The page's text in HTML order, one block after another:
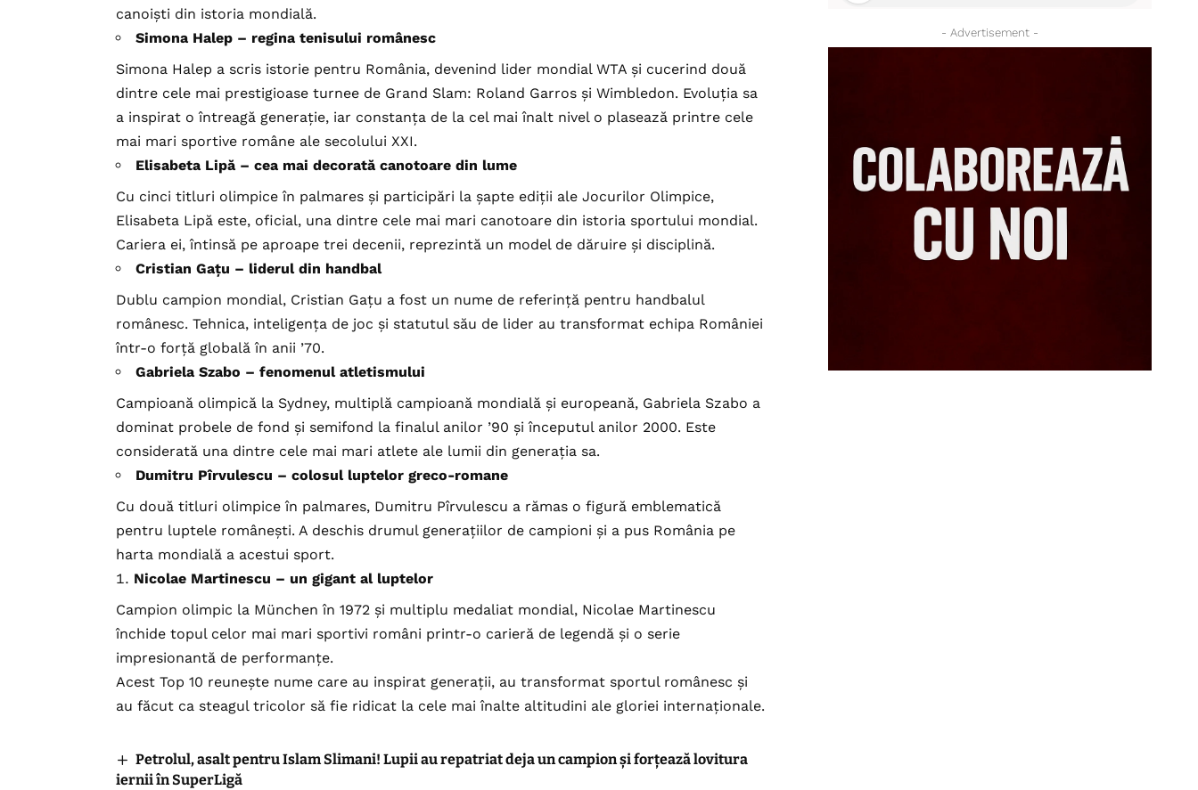
canoiști din istoria mondială.
Simona Halep – regina tenisului românesc
Simona Halep a scris istorie pentru România, devenind lider mondial WTA și cucerind două
dintre cele mai prestigioase turnee de Grand Slam: Roland Garros și Wimbledon. Evoluția sa
a inspirat o întreagă generație, iar constanța de la cel mai înalt nivel o plasează printre cele
mai mari sportive române ale secolului XXI.
Elisabeta Lipă – cea mai decorată canotoare din lume
Cu cinci titluri olimpice în palmares și participări la șapte ediții ale Jocurilor Olimpice,
Elisabeta Lipă este, oficial, una dintre cele mai mari canotoare din istoria sportului mondial.
Cariera ei, întinsă pe aproape trei decenii, reprezintă un model de dăruire și disciplină.
Cristian Gațu – liderul din handbal
Dublu campion mondial, Cristian Gațu a fost un nume de referință pentru handbalul
românesc. Tehnica, inteligența de joc și statutul său de lider au transformat echipa României
într-o forță globală în anii ’70.
Gabriela Szabo – fenomenul atletismului
Campioană olimpică la Sydney, multiplă campioană mondială și europeană, Gabriela Szabo a
dominat probele de fond și semifond la finalul anilor ’90 și începutul anilor 2000. Este
considerată una dintre cele mai mari atlete ale lumii din generația sa.
Dumitru Pîrvulescu – colosul luptelor greco-romane
Cu două titluri olimpice în palmares, Dumitru Pîrvulescu a rămas o figură emblematică
pentru luptele românești. A deschis drumul generațiilor de campioni și a pus România pe
harta mondială a acestui sport.
Nicolae Martinescu – un gigant al luptelor
Campion olimpic la München în 1972 și multiplu medaliat mondial, Nicolae Martinescu
închide topul celor mai mari sportivi români printr-o carieră de legendă și o serie
impresionantă de performanțe.
Acest Top 10 reunește nume care au inspirat generații, au transformat sportul românesc și
au făcut ca steagul tricolor să fie ridicat la cele mai înalte altitudini ale gloriei internaționale.
Petrolul, asalt pentru Islam Slimani! Lupii au repatriat deja un campion și forțează lovitura
iernii în SuperLigă
- Advertisement -